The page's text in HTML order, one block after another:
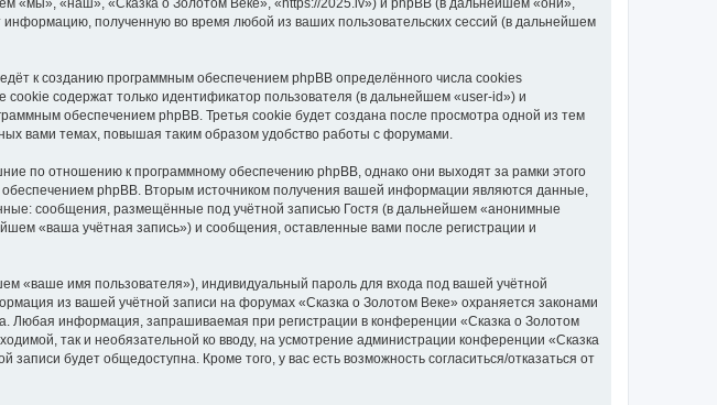
полученную во время любой из ваших пользовательских сессий (в дальнейшем
к созданию программным обеспечением phpBB определённого числа cookies
содержат только идентификатор пользователя (в дальнейшем «user-id») и
обеспечением phpBB. Третья cookie будет создана после просмотра одной из тем
вами темах, повышая таким образом удобство работы с форумами.
по отношению к программному обеспечению phpBB, однако они выходят за рамки этого
phpBB. Вторым источником получения вашей информации являются данные,
сообщения, размещённые под учётной записью Гостя (в дальнейшем «анонимные
«ваша учётная запись») и сообщения, оставленные вами после регистрации и
«ваше имя пользователя»), индивидуальный пароль для входа под вашей учётной
из вашей учётной записи на форумах «Сказка о Золотом Веке» охраняется законами
информация, запрашиваемая при регистрации в конференции «Сказка о Золотом
так и необязательной ко вводу, на усмотрение администрации конференции «Сказка
будет общедоступна. Кроме того, у вас есть возможность согласиться/отказаться от